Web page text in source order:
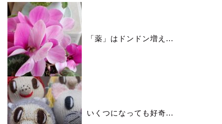
「薬」はドンドン増え...
いくつになっても好奇...